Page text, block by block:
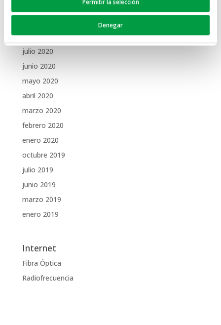
Permitir la selección
Denegar
octubre 2020
julio 2020
junio 2020
mayo 2020
abril 2020
marzo 2020
febrero 2020
enero 2020
octubre 2019
julio 2019
junio 2019
marzo 2019
enero 2019
Internet
Fibra Óptica
Radiofrecuencia